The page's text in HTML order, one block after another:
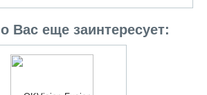
Вас еще заинтересует: